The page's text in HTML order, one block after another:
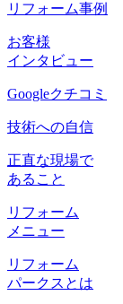
リフォーム事例
お客様
インタビュー
Googleクチコミ
技術への自信
正直な現場で
あること
リフォーム
メニュー
リフォーム
パークスとは